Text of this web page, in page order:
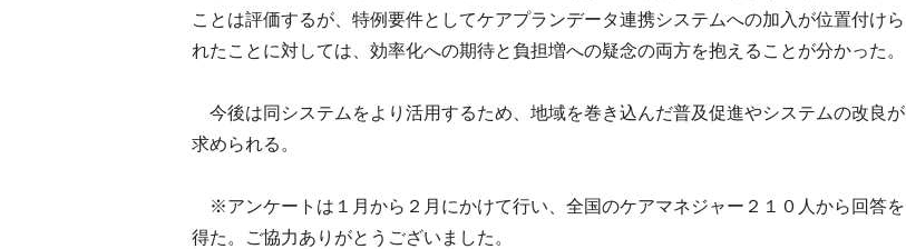
ことは評価するが、特例要件としてケアプランデータ連携システムへの加入が位置付けら
れたことに対しては、効率化への期待と負担増への疑念の両方を抱えることが分かった。
今後は同システムをより活用するため、地域を巻き込んだ普及促進やシステムの改良が
求められる。
※アンケートは１月から２月にかけて行い、全国のケアマネジャー２１０人から回答を
得た。ご協力ありがとうございました。